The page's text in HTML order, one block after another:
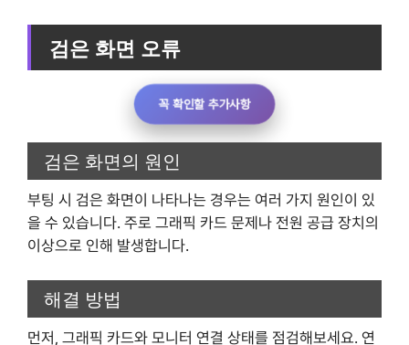
검은 화면 오류
꼭 확인할 추가사항
검은 화면의 원인
부팅 시 검은 화면이 나타나는 경우는 여러 가지 원인이 있
을 수 있습니다. 주로 그래픽 카드 문제나 전원 공급 장치의
이상으로 인해 발생합니다.
해결 방법
먼저, 그래픽 카드와 모니터 연결 상태를 점검해보세요. 연